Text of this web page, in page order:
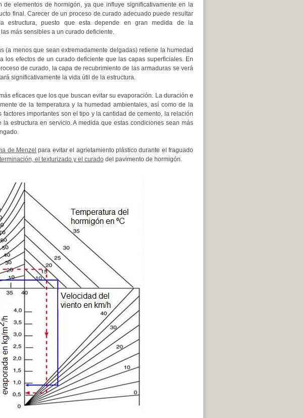
elementos de hormigón, ya que influye significativamente en la
final. Carecer de un proceso de curado adecuado puede resultar
estructura, puesto que esta depende en gran medida de la
más sensibles a un curado deficiente.
(a menos que sean extremadamente delgadas) retiene la humedad
los efectos de un curado deficiente que las capas superficiales. En
de curado, la capa de recubrimiento de las armaduras se verá
significativamente la vida útil de la estructura.
eficaces que los que buscan evitar su evaporación. La duración e
de la temperatura y la humedad ambientales, así como de la
importantes son el tipo y la cantidad de cemento, la relación
estructura en servicio. A medida que estas condiciones sean más
de Menzel para evitar el agrietamiento plástico durante el fraguado
terminación, el texturizado y el curadodel pavimento de hormigón.